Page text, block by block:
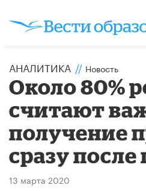
АНАЛИТИКА // Новость
Около 80%
считают
получение
сразу
13 марта 2020